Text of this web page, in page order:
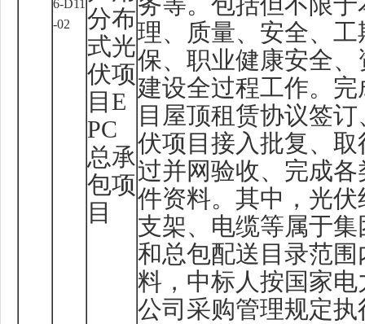
6-D11
-02
分布
式光
伏项
目 E
PC
总承
包项
目
理、质量、安全、
保、职业健康安全
建设全过程工作。
目屋顶租赁协议签
伏项目接入批复、
过并网验收、完成
件资料。其中，光
支架、电缆等属于
和总包配送目录范
料，中标人按国家
公司采购管理规定执